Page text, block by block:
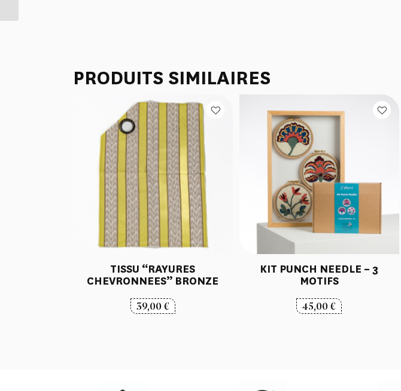
PRODUITS SIMILAIRES
TISSU “RAYURES
CHEVRONNEES” BRONZE
39,00€
KIT PUNCH NEEDLE – 3
MOTIFS
45,00€